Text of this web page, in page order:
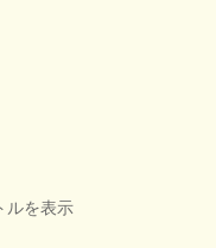
ルを表示